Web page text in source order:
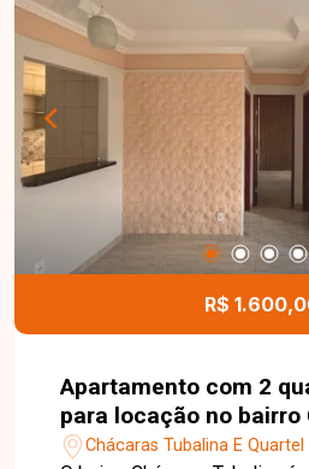
R$
Apartamento com 2
para locação no bairro
Tubalina em
Chácaras Tubalina E